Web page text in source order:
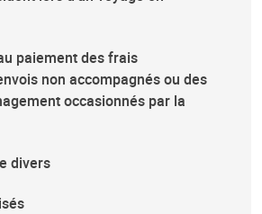
paiement des frais
non accompagnés ou des
occasionnés par la
divers